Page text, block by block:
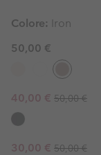
Colore:
Iron
50,00 €
Sale price:
40,00 € Regular
50,00 €
Sale price:
30,00 € Regular
50,00 €